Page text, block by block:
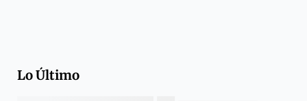
Lo Último